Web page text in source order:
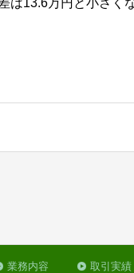
は13.6万円と小さく
業務内容 取引実績